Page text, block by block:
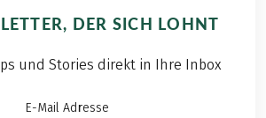
DER SICH LOHNT
und Stories direkt in Ihre Inbox
E-Mail Adresse